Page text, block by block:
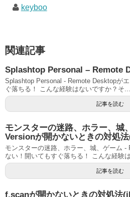
keyboo
関連記事
Splashtop Personal – Remote
Splashtop Personal - Remote Desktopが
ぐ落ちる！ こんな経験はないですか？そ...
記事を読む
モンスターの迷路、ホラー、城
Versionが開かないときの対処
モンスターの迷路、ホラー、城、ゲーム -
ない！開いてもすぐ落ちる！ こんな経験
記事を読む
f.scanが開かないときの対処法